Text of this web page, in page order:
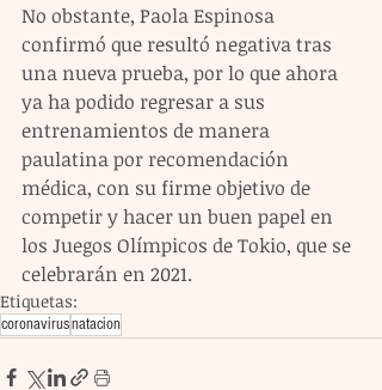
No obstante, Paola Espinosa
confirmó que resultó negativa tras
una nueva prueba, por lo que ahora
ya ha podido regresar a sus
entrenamientos de manera
paulatina por recomendación
médica, con su firme objetivo de
competir y hacer un buen papel en
los Juegos Olímpicos de Tokio, que se
celebrarán en 2021.
Etiquetas:
coronavirusnatacion